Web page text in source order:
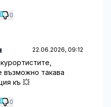
0
22.06.2026, 09:12
възможно такава
къ 💥
0